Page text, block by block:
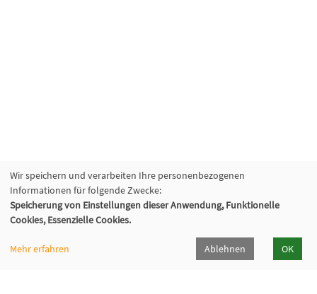
Fabi - Paritätische Familienbildungsstätte
München e.V.
Wir speichern und verarbeiten Ihre personenbezogenen
Informationen für folgende Zwecke:
Speicherung von Einstellungen dieser Anwendung, Funktionelle
Cookies, Essenzielle Cookies.
Mehr erfahren Ablehnen OK